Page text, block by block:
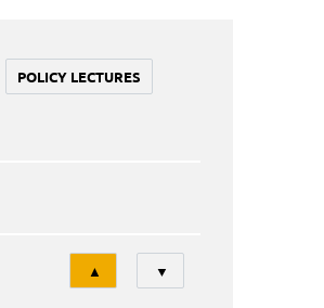
POLICY LECTURES
Tri
▲ ▼